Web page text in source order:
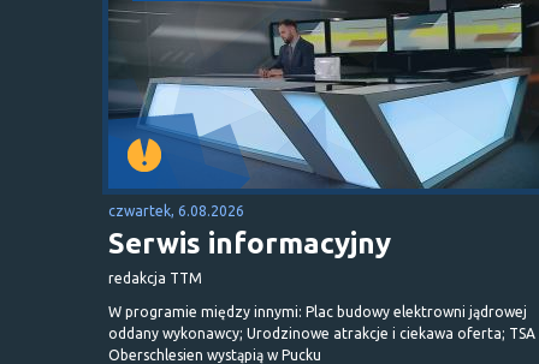
czwartek, 6.08.2026
Serwis informacyjny
redakcja TTM
W programie między innymi: Plac budowy elektrowni jądrowej
oddany wykonawcy; Urodzinowe atrakcje i ciekawa oferta; TSA
Oberschlesien wystąpią w Pucku